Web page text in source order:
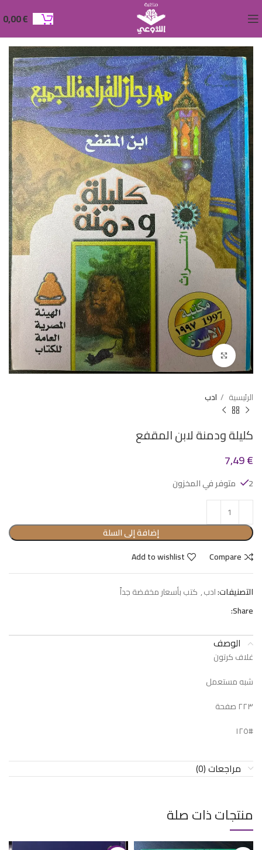
0,00€
Click to enlarge
الرئيسية ادب
كليلة ودمنة لابن المقفع
7,49€
2 متوفر في المخزون
إضافة إلى السلة
Compare
Add to wishlist
التصنيفات:ادب, كتب بأسعار مخفضة جداً
Share:
الوصف
غلاف كرتون
شبه مستعمل
٢٢٣ صفحة
#١٢٥
مراجعات (0)
منتجات ذات صلة